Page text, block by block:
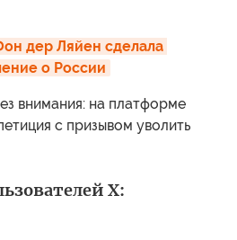
дер Ляйен сделала
о России
внимания: на платформе
с призывом уволить
X: